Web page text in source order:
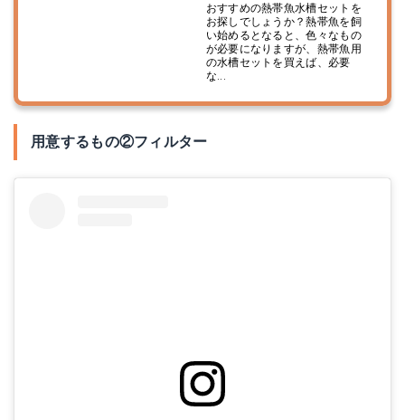
おすすめの熱帯魚水槽セットを
お探しでしょうか？熱帯魚を飼
い始めるとなると、色々なもの
が必要になりますが、熱帯魚用
の水槽セットを買えば、必要
な...
用意するもの②フィルター